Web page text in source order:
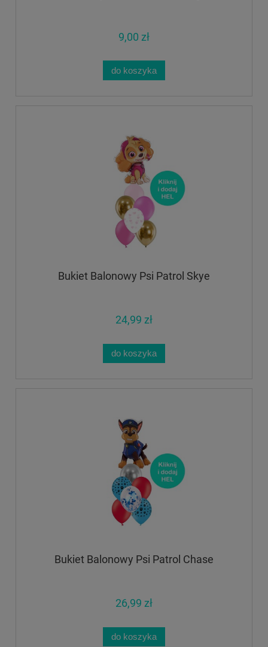
9,00 zł
do koszyka
Bukiet Balonowy Psi Patrol Skye
24,99 zł
do koszyka
Bukiet Balonowy Psi Patrol Chase
26,99 zł
do koszyka